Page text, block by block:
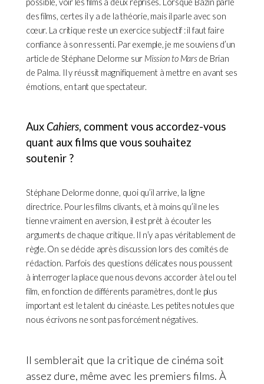
des films, certes il y a de la théorie, mais il parle avec son
cœur. La critique reste un exercice subjectif : il faut faire
confiance à son ressenti. Par exemple, je me souviens d’un
article de Stéphane Delorme sur Mission to Marsde Brian
de Palma. Il y réussit magnifiquement à mettre en avant ses
émotions, en tant que spectateur.
Aux Cahiers, comment vous accordez-vous
quant aux films que vous souhaitez
soutenir ?
Stéphane Delorme donne, quoi qu’il arrive, la ligne
directrice. Pour les films clivants, et à moins qu’il ne les
tienne vraiment en aversion, il est prêt à écouter les
arguments de chaque critique. Il n’y a pas véritablement de
règle. On se décide après discussion lors des comités de
rédaction. Parfois des questions délicates nous poussent
à interroger la place que nous devons accorder à tel ou tel
film, en fonction de différents paramètres, dont le plus
important est le talent du cinéaste. Les petites notules que
nous écrivons ne sont pas forcément négatives.
Il semblerait que la critique de cinéma soit
assez dure, même avec les premiers films. À